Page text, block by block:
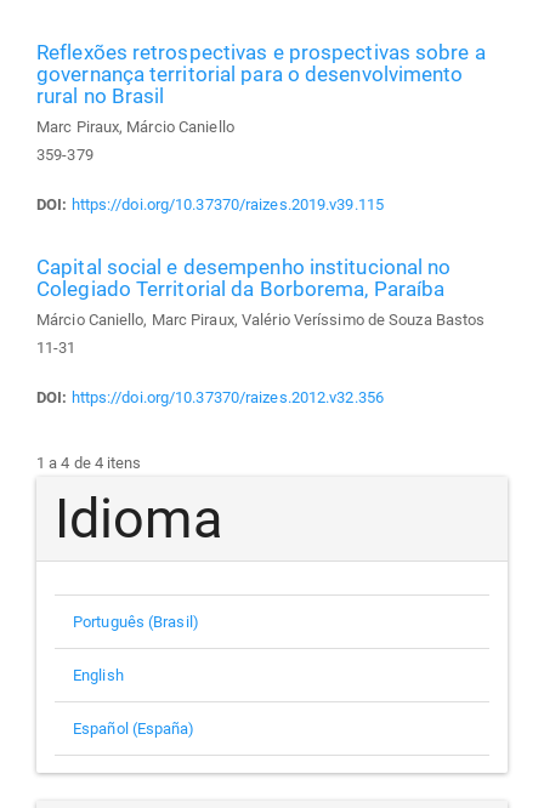
Reflexões retrospectivas e prospectivas sobre a
governança territorial para o desenvolvimento
rural no Brasil
Marc Piraux, Márcio Caniello
359-379
DOI: https://doi.org/10.37370/raizes.2019.v39.115
Capital social e desempenho institucional no
Colegiado Territorial da Borborema, Paraíba
Márcio Caniello, Marc Piraux, Valério Veríssimo de Souza Bastos
11-31
DOI: https://doi.org/10.37370/raizes.2012.v32.356
1 a 4 de 4 itens
Idioma
Português (Brasil)
English
Español (España)